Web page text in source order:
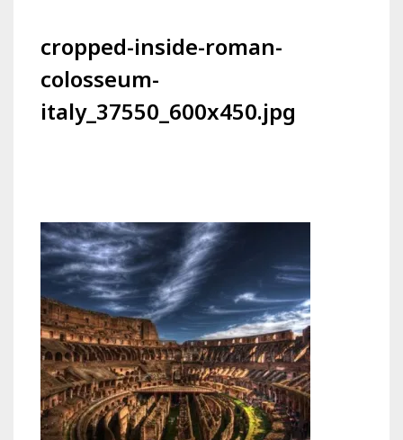
cropped-inside-roman-
colosseum-
italy_37550_600x450.jpg